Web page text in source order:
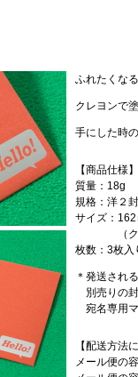
ふれたくな
クレヨンで
手にした時
【商品仕様】
質量：18g
規格：洋２
サイズ：162
（クチ
枚数：3枚入
＊発送され
別売りの封
宛名専用マ
【配送方法
メール便の